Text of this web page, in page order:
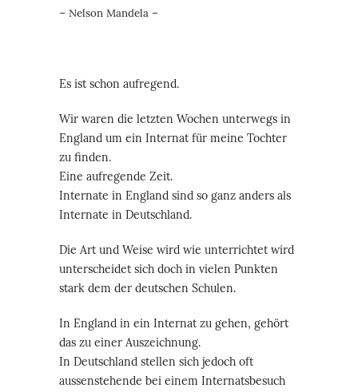
– Nelson Mandela –
Es ist schon aufregend.
Wir waren die letzten Wochen unterwegs in
England um ein Internat für meine Tochter
zu finden.
Eine aufregende Zeit.
Internate in England sind so ganz anders als
Internate in Deutschland.
Die Art und Weise wird wie unterrichtet wird
unterscheidet sich doch in vielen Punkten
stark dem der deutschen Schulen.
In England in ein Internat zu gehen, gehört
das zu einer Auszeichnung.
In Deutschland stellen sich jedoch oft
aussenstehende bei einem Internatsbesuch